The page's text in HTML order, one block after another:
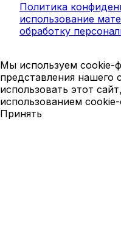
Политика
использование
обработку
Мы используем cookie-
представления нашего
использовать этот
использованием
Принять